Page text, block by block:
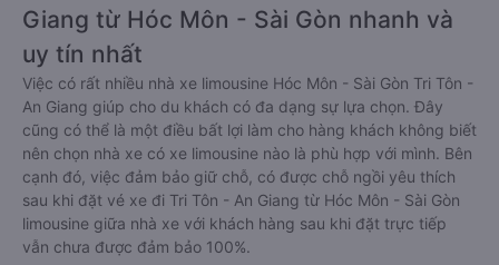
Giang từ Hóc Môn - Sài Gòn nhanh và
uy tín nhất
Việc có rất nhiều nhà xe limousine Hóc Môn - Sài Gòn Tri Tôn -
An Giang giúp cho du khách có đa dạng sự lựa chọn. Đây
cũng có thể là một điều bất lợi làm cho hàng khách không biết
nên chọn nhà xe có xe limousine nào là phù hợp với mình. Bên
cạnh đó, việc đảm bảo giữ chỗ, có được chỗ ngồi yêu thích
sau khi đặt vé xe đi Tri Tôn - An Giang từ Hóc Môn - Sài Gòn
limousine giữa nhà xe với khách hàng sau khi đặt trực tiếp
vẫn chưa được đảm bảo 100%.